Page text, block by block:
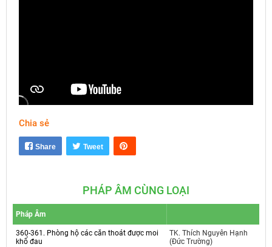
Chia sẻ
Share Tweet
PHÁP ÂM CÙNG LOẠI
Pháp Âm
360-361. Phòng hộ các căn thoát được moi
khổ đau
TK. Thích Nguyên Hạnh
(Đức Trường)